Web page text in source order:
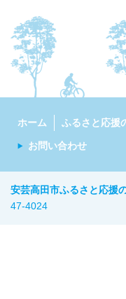
ホーム ふるさと応援
お問い合わせ
安芸高田市ふるさと応援
47-4024